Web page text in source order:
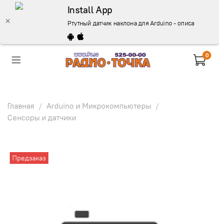
Install App
Ртутный датчик наклона для Arduino - описание,
0
Главная
Arduino и Микрокомпьютеры
Сенсоры и датчики
Предзаказ